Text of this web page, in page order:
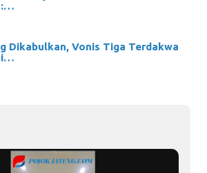
Dikabulkan, Vonis Tiga Terdakwa